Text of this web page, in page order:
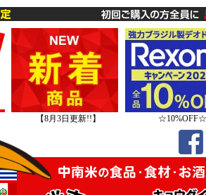
【8月3日更新!!】 ☆10%OFF☆